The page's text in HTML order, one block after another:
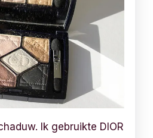
Ik gebruikte DIOR